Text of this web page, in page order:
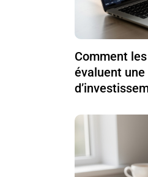
Comment
évaluent